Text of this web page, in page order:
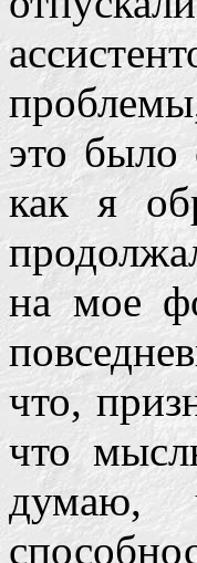
это было
как я
на мое
что,
что
думаю,